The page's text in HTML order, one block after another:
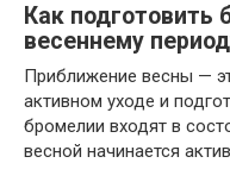
Как подготовить
весеннему
Приближение весны —
активном уходе и
бромелии входят в
весной начинается